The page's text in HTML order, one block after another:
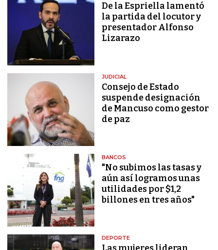
De la Espriella lamentó
la partida del locutor y
presentador Alfonso
Lizarazo
JUDICIAL
Consejo de Estado
suspende designación
de Mancuso como gestor
de paz
BANCOS
"No subimos las tasas y
aún así logramos unas
utilidades por $1,2
billones en tres años"
DEPORTE